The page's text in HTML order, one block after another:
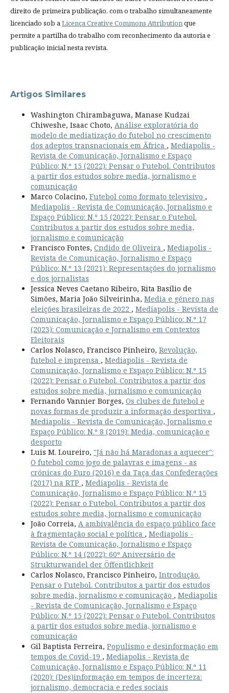
direito de primeira publicação, com o trabalho simultaneamente
licenciado sob aLicença Creative Commons Attributionque
permite a partilha do trabalho com reconhecimento da autoria e
publicação inicial nesta revista.
Artigos Similares
Washington Chirambaguwa, Manase Kudzai
Chiweshe, Isaac Choto, Análise exploratória do
modelo de mediatização do futebol no crescimento
dos adeptos transnacionais em Ãfrica , Mediapolis -
Revista de Comunicação, Jornalismo e Espaço
Público: N.º 15 (2022): Pensar o Futebol. Contributos
a partir dos estudos sobre media, jornalismo e
comunicação
Marco Colacino, Futebol como formato televisivo ,
Mediapolis - Revista de Comunicação, Jornalismo e
Espaço Público: N.º 15 (2022): Pensar o Futebol.
Contributos a partir dos estudos sobre media,
jornalismo e comunicação
Francisco Fontes, Cndido de Oliveira , Mediapolis -
Revista de Comunicação, Jornalismo e Espaço
Público: N.º 13 (2021): Representações do jornalismo
e dos jornalistas
Jessica Neves Caetano Ribeiro, Rita Basílio de
Simões, Maria João Silveirinha, Media e género nas
eleições brasileiras de 2022 , Mediapolis - Revista de
Comunicação, Jornalismo e Espaço Público: N.º 17
(2023): Comunicação e Jornalismo em Contextos
Eleitorais
Carlos Nolasco, Francisco Pinheiro, Revolução,
futebol e imprensa , Mediapolis - Revista de
Comunicação, Jornalismo e Espaço Público: N.º 15
(2022): Pensar o Futebol. Contributos a partir dos
estudos sobre media, jornalismo e comunicação
Fernando Vannier Borges, Os clubes de futebol e
novas formas de produzir a informação desportiva ,
Mediapolis - Revista de Comunicação, Jornalismo e
Espaço Público: N.º 8 (2019): Media, comunicação e
desporto
Luis M. Loureiro, "Já não há Maradonas a aquecer":
O futebol como jogo de palavras e imagens - as
crónicas do Euro (2016) e da Taça das Confederações
(2017) na RTP , Mediapolis - Revista de
Comunicação, Jornalismo e Espaço Público: N.º 15
(2022): Pensar o Futebol. Contributos a partir dos
estudos sobre media, jornalismo e comunicação
João Correia, A ambivalência do espaço público face
à fragmentação social e política , Mediapolis -
Revista de Comunicação, Jornalismo e Espaço
Público: N.º 14 (2022): 60º Aniversário de
Strukturwandel der Öffentlichkeit
Carlos Nolasco, Francisco Pinheiro, Introdução.
Pensar o Futebol. Contributos a partir dos estudos
sobre media, jornalismo e comunicação , Mediapolis
- Revista de Comunicação, Jornalismo e Espaço
Público: N.º 15 (2022): Pensar o Futebol. Contributos
a partir dos estudos sobre media, jornalismo e
comunicação
Gil Baptista Ferreira, Populismo e desinformação em
tempos de Covid-19 , Mediapolis - Revista de
Comunicação, Jornalismo e Espaço Público: N.º 11
(2020): (Des)informação em tempos de incerteza:
jornalismo, democracia e redes sociais